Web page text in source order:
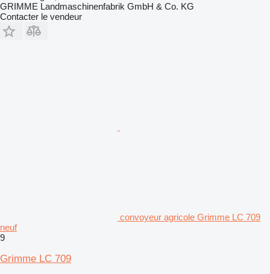
GRIMME Landmaschinenfabrik GmbH & Co. KG
Contacter le vendeur
convoyeur agricole Grimme LC 709
neuf
9
Grimme LC 709